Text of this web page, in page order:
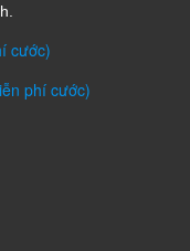
cước)
phí cước)